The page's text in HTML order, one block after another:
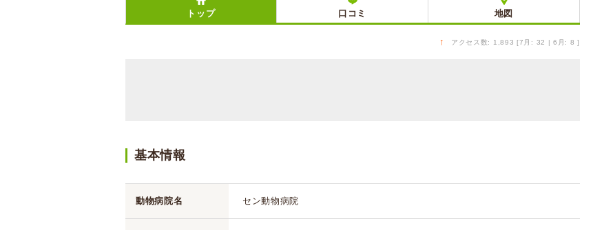
トップ 口コミ 地図
↑ アクセス数: 1,893 [7月: 32 | 6月: 8 ]
基本情報
動物病院名 セン動物病院